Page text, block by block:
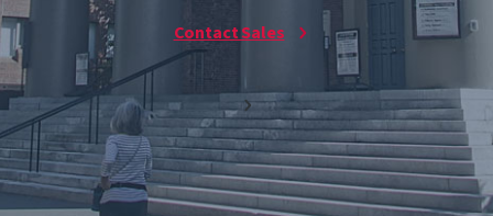
Contact Sales